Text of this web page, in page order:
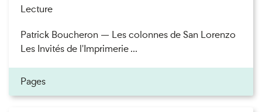
Lecture
Patrick Boucheron — Les colonnes de San Lorenzo
Les Invités de l'Imprimerie ...
Pages